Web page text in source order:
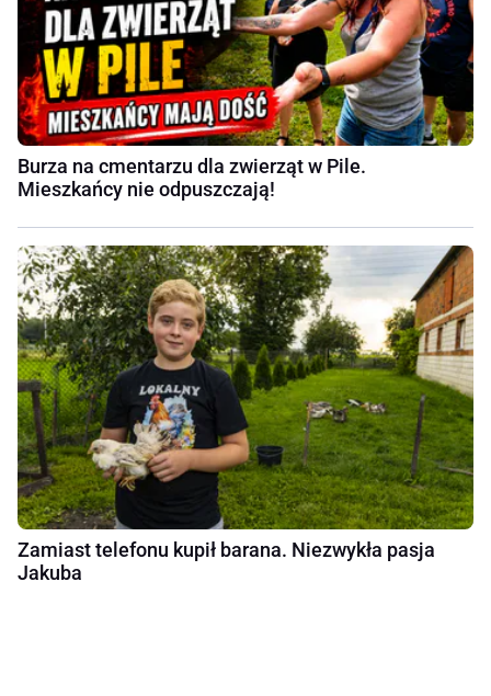
Burza na cmentarzu dla zwierząt w Pile.
Mieszkańcy nie odpuszczają!
Zamiast telefonu kupił barana. Niezwykła pasja
Jakuba